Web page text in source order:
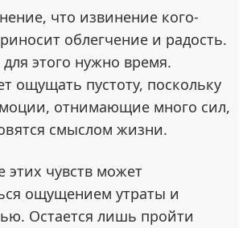
что извинение кого-
облегчение и радость.
этого нужно время.
ощущать пустоту, поскольку
отнимающие много сил,
смыслом жизни.
этих чувств может
ощущением утраты и
Остается лишь пройти